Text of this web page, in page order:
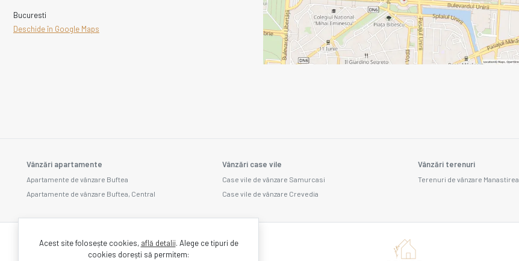
Bucuresti
Deschide în Google Maps
Vânzări apartamente
Apartamente de vânzare Buftea
Apartamente de vânzare Buftea, Central
Vânzări case vile
Case vile de vânzare Samurcasi
Case vile de vânzare Crevedia
Vânzări terenuri
Terenuri de vânzare Manastirea
Acest site folosește cookies, află detalii. Alege ce tipuri de
cookies dorești să permitem: